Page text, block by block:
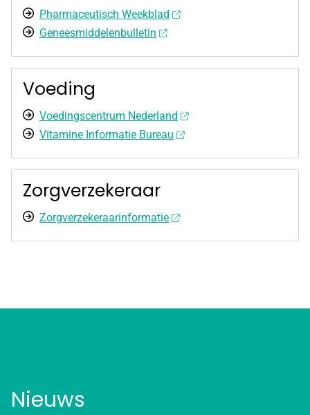
Pharmaceutisch Weekblad
Geneesmiddelenbulletin
Voeding
Voedingscentrum Nederland
Vitamine Informatie Bureau
Zorgverzekeraar
Zorgverzekeraarinformatie
Nieuws